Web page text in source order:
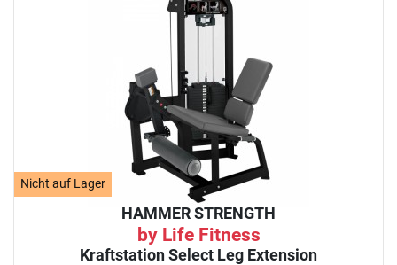
Nicht auf Lager
HAMMER STRENGTH
by Life Fitness
Kraftstation Select Leg Extension